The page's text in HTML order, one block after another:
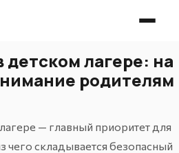
детском лагере: на
родителям
— главный приоритет для
чего складывается безопасный